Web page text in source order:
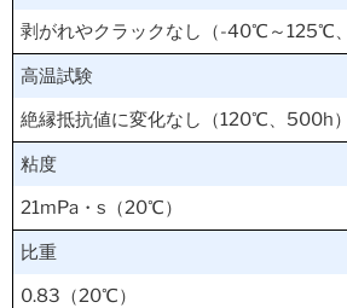
剥がれやクラックなし（-40℃～125℃
高温試験
絶縁抵抗値に変化なし（120℃、500h）
粘度
21mPa・s（20℃）
比重
0.83（20℃）